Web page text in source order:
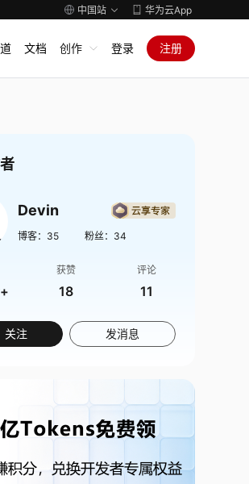
中国站 华为云App
文档 创作 登录 注册
Devin
博客： 35 粉丝： 34
获赞
18
评论
11
关注 发消息